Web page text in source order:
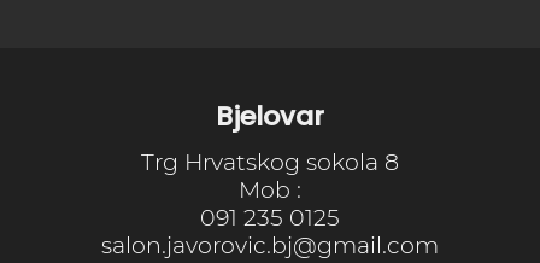
Bjelovar
Trg Hrvatskog sokola 8
Mob :
091 235 0125
salon.javorovic.bj@gmail.com